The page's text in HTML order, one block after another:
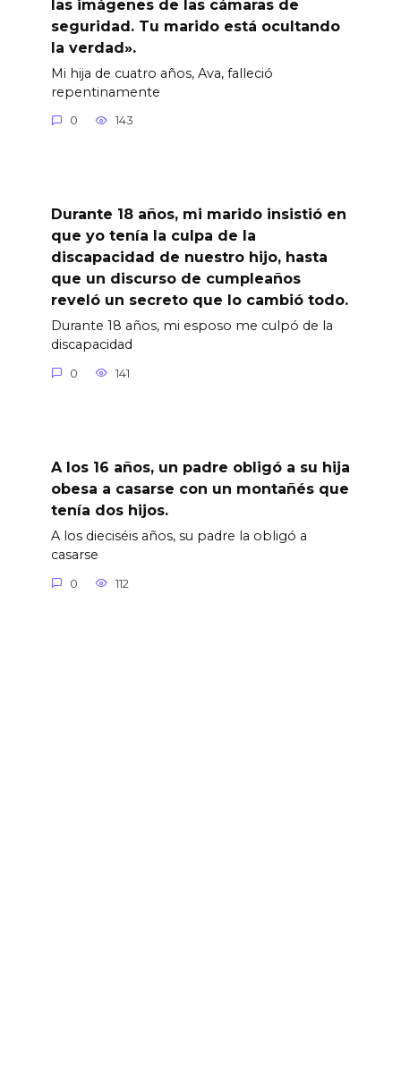
las imágenes de las cámaras de
seguridad. Tu marido está ocultando
la verdad».
Mi hija de cuatro años, Ava, falleció
repentinamente
0 143
Durante 18 años, mi marido insistió en
que yo tenía la culpa de la
discapacidad de nuestro hijo, hasta
que un discurso de cumpleaños
reveló un secreto que lo cambió todo.
Durante 18 años, mi esposo me culpó de la
discapacidad
0 141
A los 16 años, un padre obligó a su hija
obesa a casarse con un montañés que
tenía dos hijos.
A los dieciséis años, su padre la obligó a
casarse
0 112